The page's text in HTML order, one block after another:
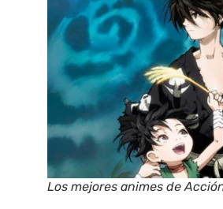
Los mejores animes de